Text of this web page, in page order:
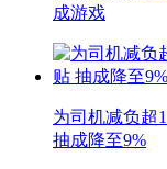
成游戏
为司机减负超
抽成降至9%